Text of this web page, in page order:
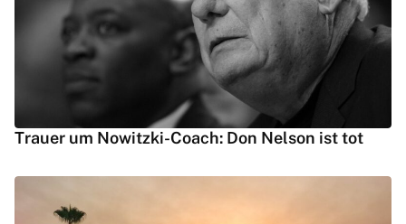
Trauer um Nowitzki-Coach: Don Nelson ist tot